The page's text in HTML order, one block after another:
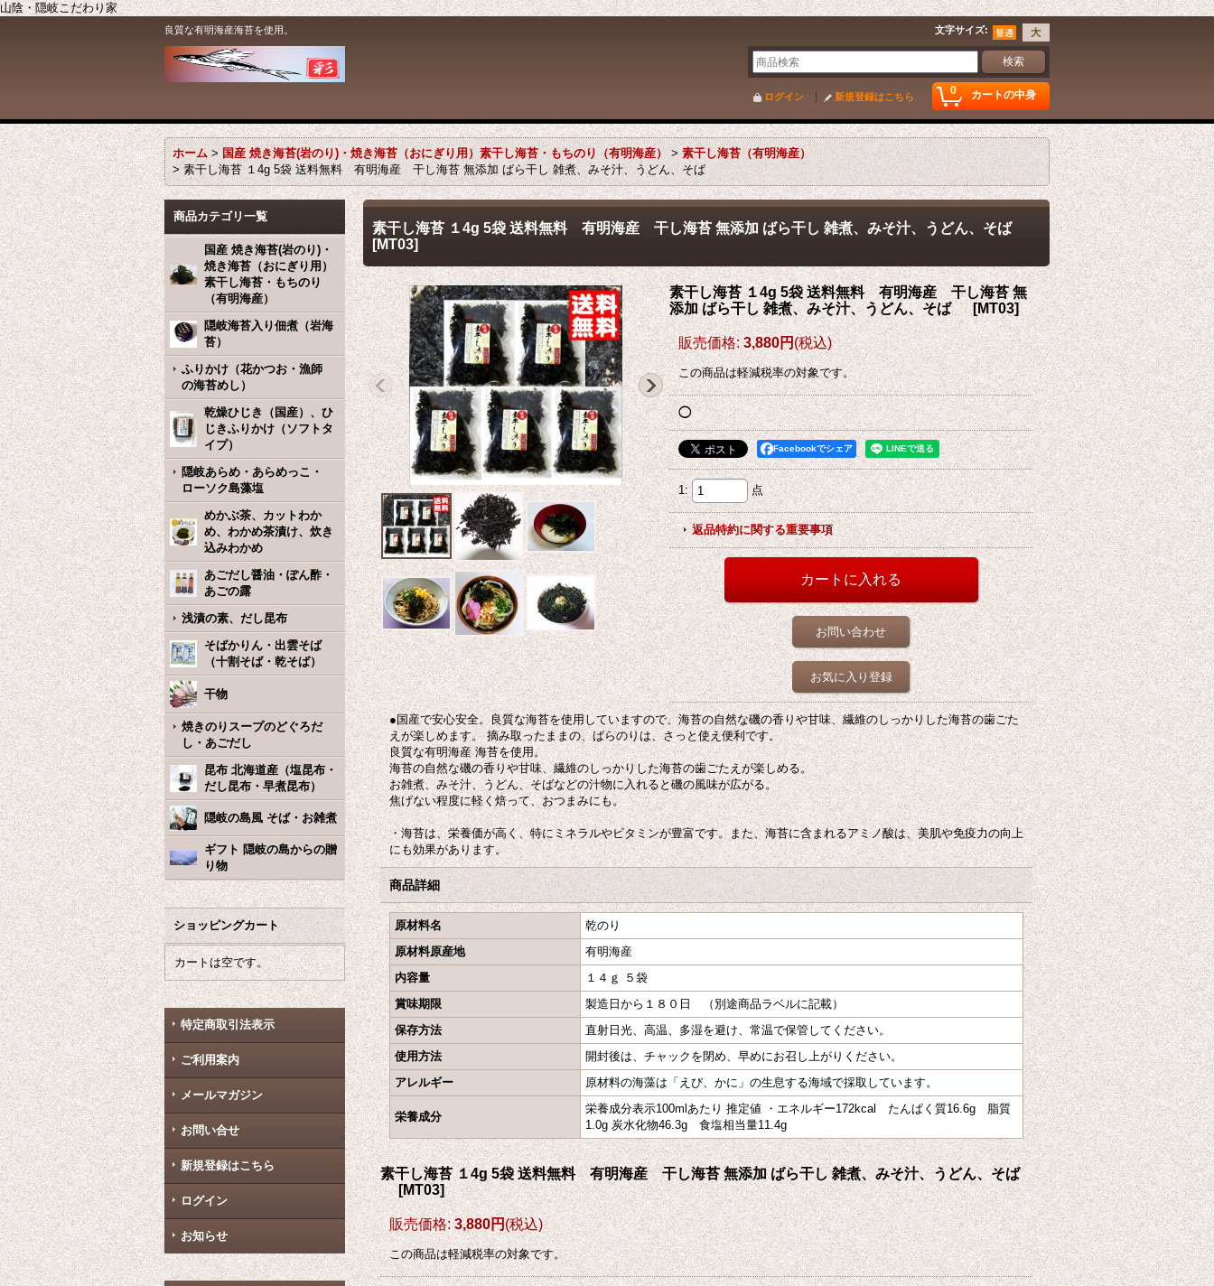
山陰・隠岐こだわり家
良質な有明海産海苔を使用。 文字サイズ:
0 カートの中身
ログイン 新規登録はこちら
ホーム > 国産 焼き海苔(岩のり)・焼き海苔（おにぎり用）素干し海苔・もちのり（有明海産） > 素干し海苔（有明海産）
> 素干し海苔 １4g 5袋 送料無料 有明海産 干し海苔 無添加 ばら干し 雑煮、みそ汁、うどん、そば
商品カテゴリ一覧
国産 焼き海苔(岩のり)・
焼き海苔（おにぎり用）
素干し海苔・もちのり
（有明海産）
隠岐海苔入り佃煮（岩海
苔）
ふりかけ（花かつお・漁師
の海苔めし）
乾燥ひじき（国産）、ひ
じきふりかけ（ソフトタ
イプ）
隠岐あらめ・あらめっこ・
ローソク島藻塩
めかぶ茶、カットわか
め、わかめ茶漬け、炊き
込みわかめ
あごだし醤油・ぽん酢・
あごの露
浅漬の素、だし昆布
そばかりん・出雲そば
（十割そば・乾そば）
干物
焼きのりスープのどぐろだ
し・あごだし
昆布 北海道産（塩昆布・
だし昆布・早煮昆布）
隠岐の島風 そば・お雑煮
ギフト 隠岐の島からの贈
り物
ショッピングカート
カートは空です。
特定商取引法表示
ご利用案内
メールマガジン
お問い合せ
新規登録はこちら
ログイン
お知らせ
素干し海苔 １4g 5袋 送料無料 有明海産 干し海苔 無添加 ばら干し 雑煮、みそ汁、うどん、そば
[MT03]
素干し海苔 １4g 5袋 送料無料 有明海産 干し海苔 無
添加 ばら干し 雑煮、みそ汁、うどん、そば [MT03]
販売価格: 3,880円(税込)
この商品は軽減税率の対象です。
◯
Facebookでシェア
1 : 点
返品特約に関する重要事項
お問い合わせ
お気に入り登録
●国産で安心安全。良質な海苔を使用していますので、海苔の自然な磯の香りや甘味、繊維のしっかりした海苔の歯ごた
えが楽しめます。 摘み取ったままの、ばらのりは、さっと使え便利です。
良質な有明海産 海苔を使用。
海苔の自然な磯の香りや甘味、繊維のしっかりした海苔の歯ごたえが楽しめる。
お雑煮、みそ汁、うどん、そばなどの汁物に入れると磯の風味が広がる。
焦げない程度に軽く焙って、おつまみにも。
・海苔は、栄養価が高く、特にミネラルやビタミンが豊富です。また、海苔に含まれるアミノ酸は、美肌や免疫力の向上
にも効果があります。
商品詳細
原材料名
乾のり
原材料原産地
有明海産
内容量
１４ｇ ５袋
賞味期限
製造日から１８０日 （別途商品ラベルに記載）
保存方法
直射日光、高温、多湿を避け、常温で保管してください。
使用方法
開封後は、チャックを閉め、早めにお召し上がりください。
アレルギー
原材料の海藻は「えび、かに」の生息する海域で採取しています。
栄養成分
栄養成分表示100mlあたり 推定値 ・エネルギー172kcal たんぱく質16.6g 脂質
1.0g 炭水化物46.3g 食塩相当量11.4g
素干し海苔 １4g 5袋 送料無料 有明海産 干し海苔 無添加 ばら干し 雑煮、みそ汁、うどん、そば
[MT03]
販売価格: 3,880円(税込)
この商品は軽減税率の対象です。